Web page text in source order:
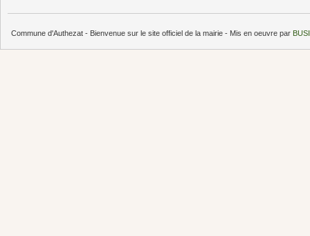
Commune d'Authezat - Bienvenue sur le site officiel de la mairie - Mis en oeuvre par